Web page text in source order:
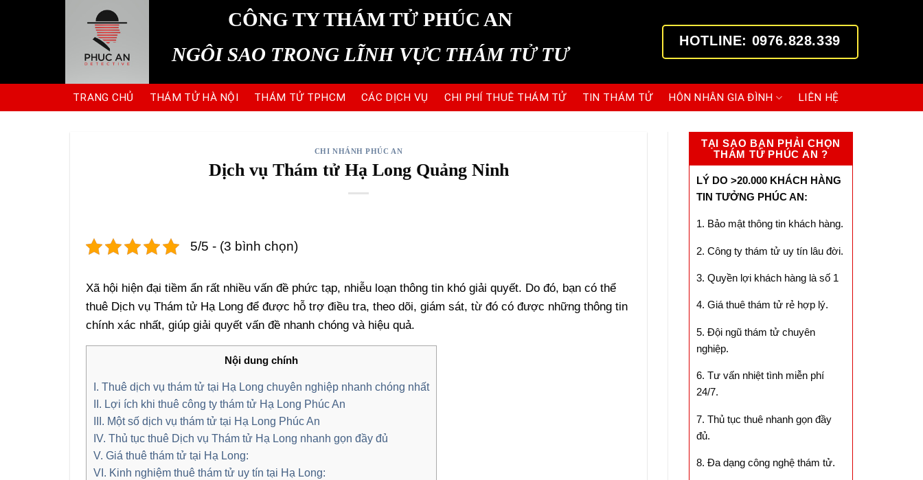
CÔNG TY THÁM TỬ PHÚC AN
NGÔI SAO TRONG LĨNH VỰC THÁM TỬ TƯ
HOTLINE: 0976.828.339
TRANG CHỦ THÁM TỬ HÀ NỘI THÁM TỬ TPHCM CÁC DỊCH VỤ CHI PHÍ THUÊ THÁM TỬ TIN THÁM TỬ HÔN NHÂN GIA ĐÌNH LIÊN HỆ
CHI NHÁNH PHÚC AN
Dịch vụ Thám tử Hạ Long Quảng Ninh
5/5 - (3 bình chọn)
Xã hội hiện đại tiềm ẩn rất nhiều vấn đề phức tạp, nhiễu loạn thông tin khó giải quyết. Do đó, bạn có thể
thuê Dịch vụ Thám tử Hạ Long để được hỗ trợ điều tra, theo dõi, giám sát, từ đó có được những thông tin
chính xác nhất, giúp giải quyết vấn đề nhanh chóng và hiệu quả.
Nội dung chính
I. Thuê dịch vụ thám tử tại Hạ Long chuyên nghiệp nhanh chóng nhất
II. Lợi ích khi thuê công ty thám tử Hạ Long Phúc An
III. Một số dịch vụ thám tử tại Hạ Long Phúc An
IV. Thủ tục thuê Dịch vụ Thám tử Hạ Long nhanh gọn đầy đủ
V. Giá thuê thám tử tại Hạ Long:
VI. Kinh nghiệm thuê thám tử uy tín tại Hạ Long:
TẠI SAO BẠN PHẢI CHỌN
THÁM TỬ PHÚC AN ?
LÝ DO >20.000 KHÁCH HÀNG
TIN TƯỞNG PHÚC AN:
1. Bảo mật thông tin khách hàng.
2. Công ty thám tử uy tín lâu đời.
3. Quyền lợi khách hàng là số 1
4. Giá thuê thám tử rẻ hợp lý.
5. Đội ngũ thám tử chuyên
nghiệp.
6. Tư vấn nhiệt tình miễn phí
24/7.
7. Thủ tục thuê nhanh gọn đầy
đủ.
8. Đa dạng công nghệ thám tử.